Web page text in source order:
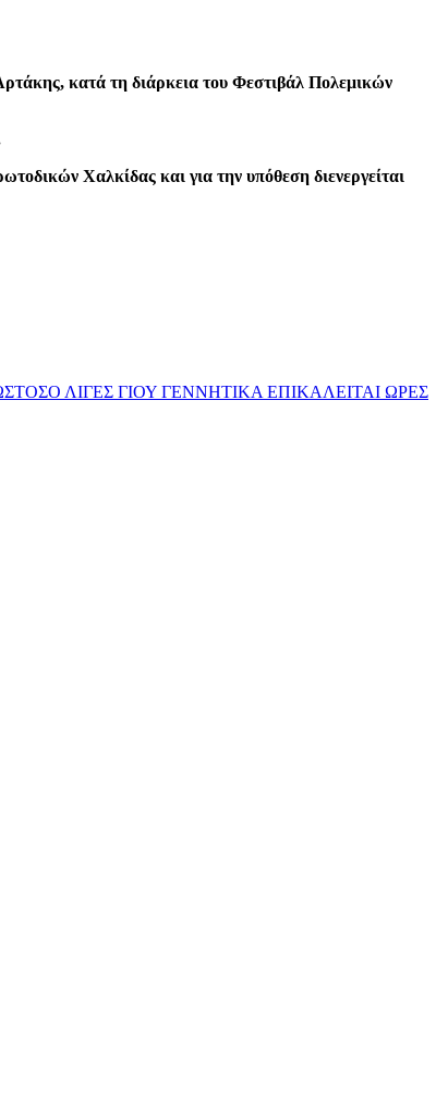
κατά τη διάρκεια του Φεστιβάλ Πολεμικών
Χαλκίδας και για την υπόθεση διενεργείται
ΛΙΓΕΣ ΓΙΟΥ ΓΕΝΝΗΤΙΚΑ ΕΠΙΚΑΛΕΙΤΑΙ ΩΡΕΣ